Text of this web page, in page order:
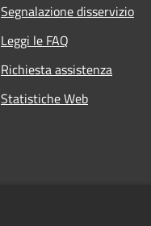
Segnalazione disservizio
Leggi le FAQ
Richiesta assistenza
Statistiche Web